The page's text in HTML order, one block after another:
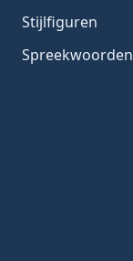
Stijlfiguren
Spreekwoorden